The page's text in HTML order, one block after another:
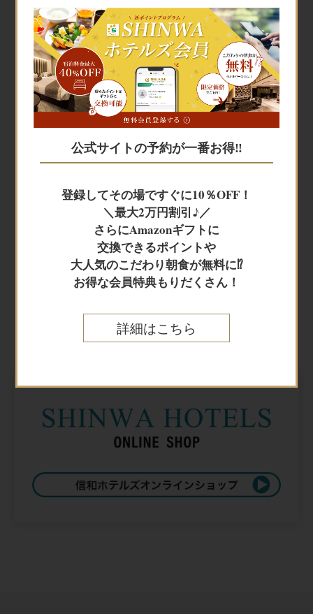
Online shop
オンラインショップ
宿泊予約
宿泊予約
レンタカー+宿泊
航空券＋宿泊
公式サイトの予約が一番お得‼
登録してその場ですぐに10％OFF！
＼最大2万円割引♪／
さらにAmazonギフトに
交換できるポイントや
大人気のこだわり朝食が無料に⁉
お得な会員特典もりだくさん！
詳細はこちら